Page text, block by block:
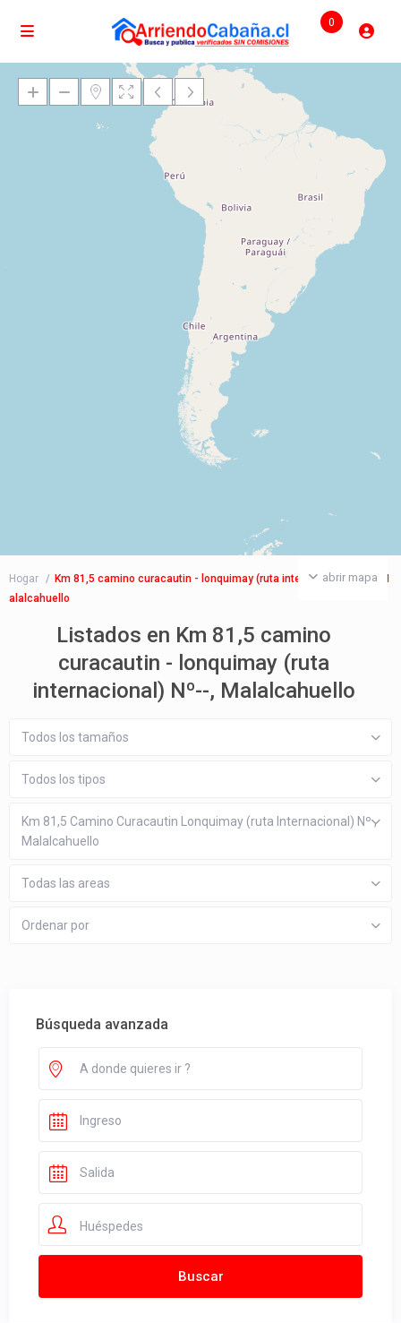
0
Cargando mapas
abrir mapa
Hogar
Km 81,5 camino curacautin - lonquimay (ruta internacional) Nº--, M
alalcahuello
Listados en Km 81,5 camino
curacautin - lonquimay (ruta
internacional) Nº--, Malalcahuello
Todos los tamaños
Todos los tipos
Km 81,5 Camino Curacautin Lonquimay (ruta Internacional) Nº ,
Malalcahuello
Todas las areas
Ordenar por
Búsqueda avanzada
Huéspedes